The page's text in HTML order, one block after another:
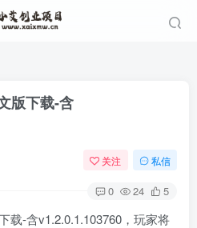
版下载-含
关注 私信
0 24 5
载-含v1.2.0.1.103760，玩家将